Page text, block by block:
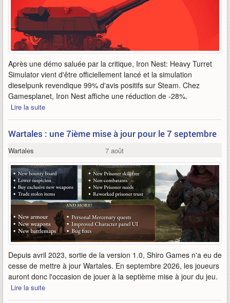
Après une démo saluée par la critique, Iron Nest: Heavy Turret
Simulator vient d'être officiellement lancé et la simulation
dieselpunk revendique 99% d'avis positifs sur Steam. Chez
Gamesplanet, Iron Nest affiche une réduction de -28%.
Lire la suite
Wartales : une 7ième mise à jour pour le 7 septembre
Wartales 7 août
Depuis avril 2023, sortie de la version 1.0, Shiro Games n'a eu de
cesse de mettre à jour Wartales. En septembre 2026, les joueurs
auront donc l'occasion de jouer à la septième mise à jour du jeu.
Lire la suite